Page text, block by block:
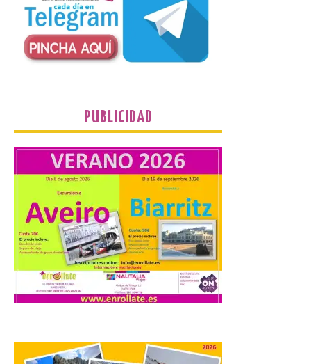
Nueva edición de León
de…viaje. Una iniciativa
organizado por la sección
juvenil de la Asociación
Enróllate, la Asociación
Conceyu País Llionés y el Diario de
UPL cuestiona a la Junta
por no imponer sanciones
a Aucalsa, como hará el
Principado de Asturias,
por cobrar en la AP-66 la
tarifa íntegra pese a estar
en obras
10 Ago 2026
preguntas escritas en las
Cortes autonómicas
PUBLICIDAD